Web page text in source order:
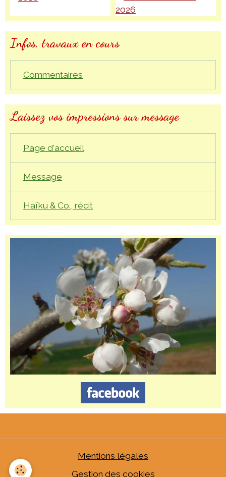
Infos, travaux en cours
Commentaires
Laissez vos impressions sur message
Page d'accueil
Message
Haïku & Co., récit
Mentions légales
Gestion des cookies